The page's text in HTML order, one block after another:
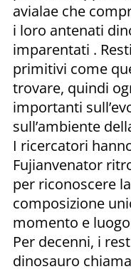
avialae che
i loro antenati
imparentati .
primitivi come
trovare, quindi
importanti
sull’ambiente
I ricercatori
Fujianvenator
per riconoscere
composizione
momento e
Per decenni, i
dinosauro